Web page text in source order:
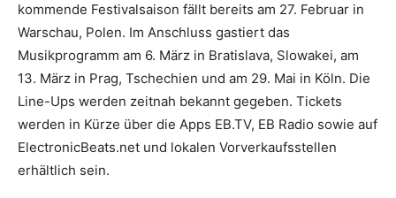
kommende Festivalsaison fällt bereits am 27. Februar in
Warschau, Polen. Im Anschluss gastiert das
Musikprogramm am 6. März in Bratislava, Slowakei, am
13. März in Prag, Tschechien und am 29. Mai in Köln. Die
Line-Ups werden zeitnah bekannt gegeben. Tickets
werden in Kürze über die Apps EB.TV, EB Radio sowie auf
ElectronicBeats.net und lokalen Vorverkaufsstellen
erhältlich sein.